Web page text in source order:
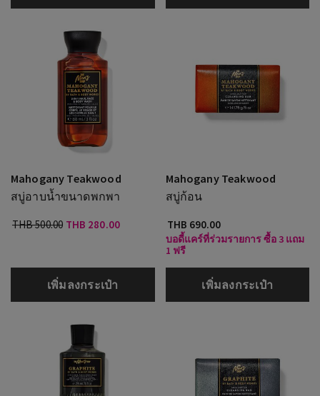
Mahogany Teakwood
สบู่อาบน้ำขนาดพกพา
THB 500.00 THB 280.00
เพิ่มลงกระเป๋า
Mahogany Teakwood
สบู่ก้อน
THB 690.00
บอดี้แคร์ที่ร่วมรายการ ซื้อ 3 แถม
1 ฟรี
เพิ่มลงกระเป๋า